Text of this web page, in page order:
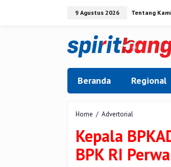
9 Agustus 2026 Tentang Kami
Beranda Regional
Home / Advertorial
Kota
Pekanbaru
Ikuti
Exit
Kepala
BPK RI